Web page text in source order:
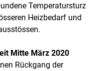
Temperatursturz
Heizbedarf und
Mitte März 2020
Rückgang der